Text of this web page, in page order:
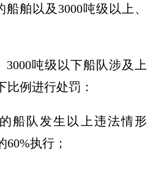
舶以及3000吨级以上、
3000吨级以下船队涉及上
比例进行处罚：
船队发生以上违法情形
执行；